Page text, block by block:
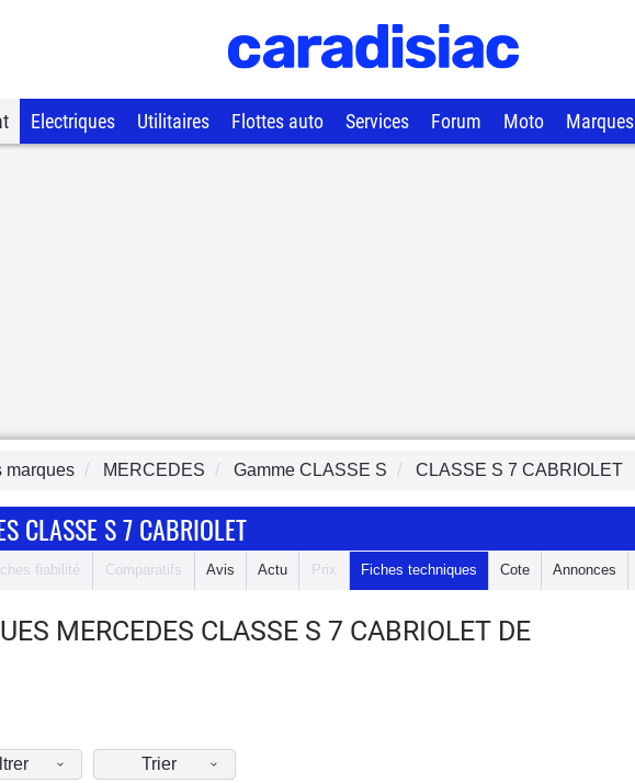
Electriques Utilitaires Flottes auto Services Forum Moto Marques
marques MERCEDES Gamme CLASSE S CLASSE S 7 CABRIOLET
CLASSE S 7 CABRIOLET
fiabilité Comparatifs Avis Actu Prix Fiches techniques Cote Annonces
MERCEDES CLASSE S 7 CABRIOLET DE
Trier